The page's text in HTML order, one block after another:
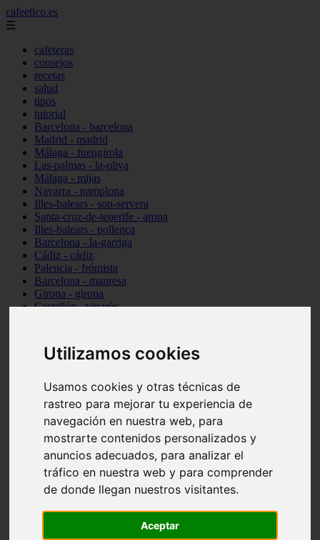
Utilizamos cookies
Usamos cookies y otras técnicas de
rastreo para mejorar tu experiencia de
navegación en nuestra web, para
mostrarte contenidos personalizados y
anuncios adecuados, para analizar el
tráfico en nuestra web y para comprender
de donde llegan nuestros visitantes.
Aceptar
cafeetico.es
☰
cafeteras
consejos
recetas
salud
tipos
tutorial
Barcelona - barcelona
Madrid - madrid
Málaga - fuengirola
Las-palmas - la-oliva
Málaga - mijas
Navarra - pamplona
Illes-balears - son-servera
Santa-cruz-de-tenerife - arona
Illes-balears - pollença
Barcelona - la-garriga
Cádiz - cádiz
Palencia - frómista
Barcelona - manresa
Girona - girona
Castellón - vinaròs
Málaga - nerja
Girona - blanes
Málaga - marbella
Asturias - gijón
Girona - figueres
Alicante - santa-pola
Almería - roquetas-de-mar
Girona - tossa-de-mar
Barcelona - sant-cugat-del-vallès
Alicante - l39alfàs-del-pi
Barcelona - vilanova-i-la-geltrú
Castellón - peñíscola